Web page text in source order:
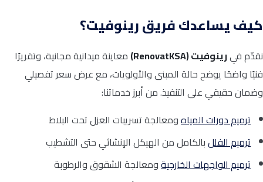
كيف يساعدك فريق رينوفيت؟
نقدّم فيرينوفيت (RenovatKSA)
معاينة ميدانية مجانية، وتقريرًا
فنيًا واضحًا يوضح حالة المبنى والأولويات، مع عرض سعر تفصيلي
وضمان حقيقي على التنفيذ. من أبرز خدماتنا:
ترميم دورات المياهومعالجة تسريبات العزل تحت البلاط
ترميم الفللبالكامل من الهيكل الإنشائي حتى التشطيب
ترميم الواجهات الخارجيةومعالجة الشقوق والرطوبة